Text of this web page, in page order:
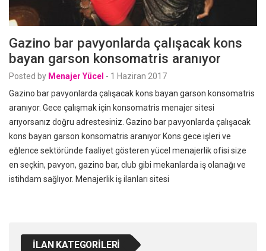
Gazino bar pavyonlarda çalışacak kons
bayan garson konsomatris aranıyor
Posted by Menajer Yücel - 1 Haziran 2017
Gazino bar pavyonlarda çalışacak kons bayan garson konsomatris
aranıyor. Gece çalışmak için konsomatris menajer sitesi
arıyorsanız doğru adrestesiniz. Gazino bar pavyonlarda çalışacak
kons bayan garson konsomatris aranıyor Kons gece işleri ve
eğlence sektöründe faaliyet gösteren yücel menajerlik ofisi size
en seçkin, pavyon, gazino bar, club gibi mekanlarda iş olanağı ve
istihdam sağlıyor. Menajerlik iş ilanları sitesi
İLAN KATEGORILERI